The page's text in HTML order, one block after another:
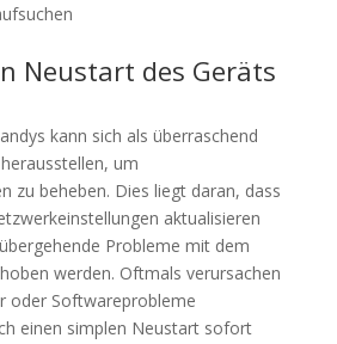
Neustart des Geräts
kann sich als überraschend
um
zu beheben. Dies liegt daran, dass
aktualisieren
Probleme mit dem
werden. Oftmals verursachen
oder Softwareprobleme
einen simplen Neustart sofort